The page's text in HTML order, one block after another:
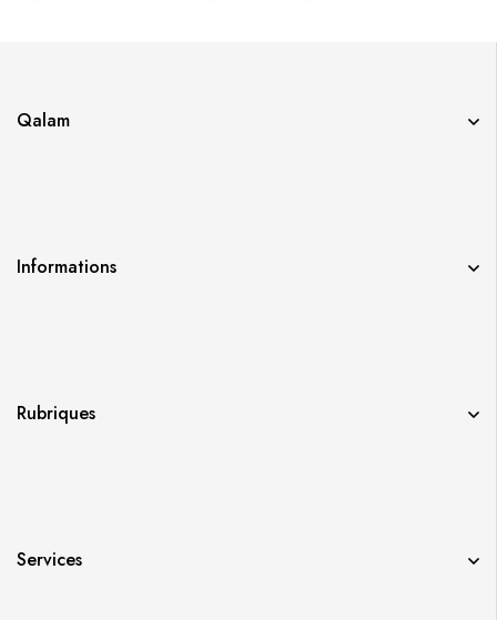
Qalam
Informations
Rubriques
Services